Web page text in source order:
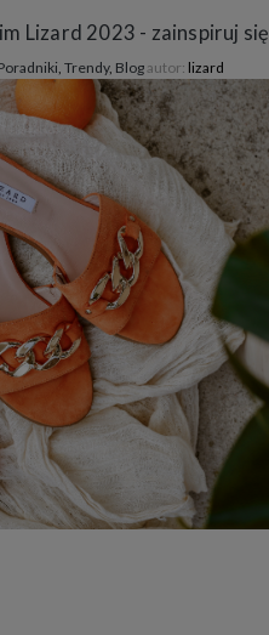
Lizard 2023 - zainspiruj się
, Trendy, Blogautor: lizard